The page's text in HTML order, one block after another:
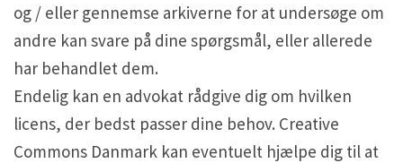
og / eller gennemse arkiverne for at undersøge om
andre kan svare på dine spørgsmål, eller allerede
har behandlet dem.
Endelig kan en advokat rådgive dig om hvilken
licens, der bedst passer dine behov. Creative
Commons Danmark kan eventuelt hjælpe dig til at